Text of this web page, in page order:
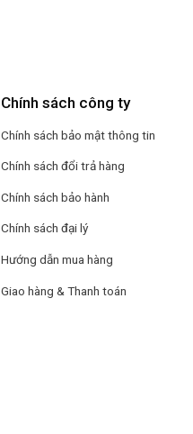
Chính sách công ty
Chính sách bảo mật thông tin
Chính sách đổi trả hàng
Chính sách bảo hành
Chính sách đại lý
Hướng dẫn mua hàng
Giao hàng & Thanh toán